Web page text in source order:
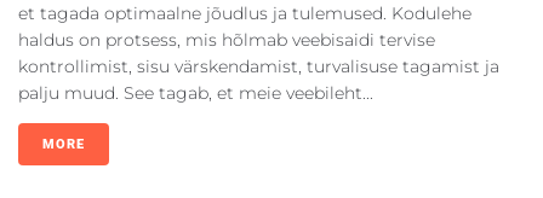
et tagada optimaalne jõudlus ja tulemused. Kodulehe
haldus on protsess, mis hõlmab veebisaidi tervise
kontrollimist, sisu värskendamist, turvalisuse tagamist ja
palju muud. See tagab, et meie veebileht...
MORE